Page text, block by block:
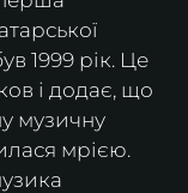
1999 рік. Це
і додає, що
музичну
мрією.